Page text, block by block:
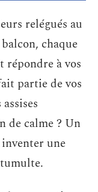
relégués au
chaque
répondre à vos
partie de vos
de calme ? Un
une